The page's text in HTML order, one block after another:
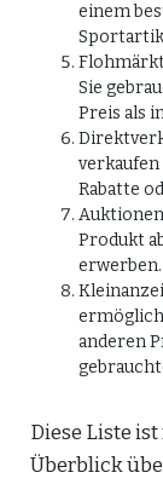
einem
Sie
Preis als
Rabatte
Produkt
erwerben.
anderen
Diese Liste
Überblick